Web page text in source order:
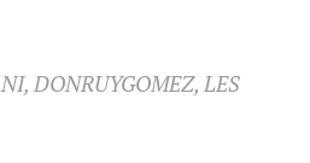
DONRUYGOMEZ, LES